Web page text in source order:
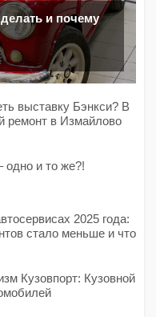
и почему
выставку Бэнкси? В
ремонт в Измайлово
одно и то же?!
2025 года:
стало меньше и что
Кузовпорт: Кузовной